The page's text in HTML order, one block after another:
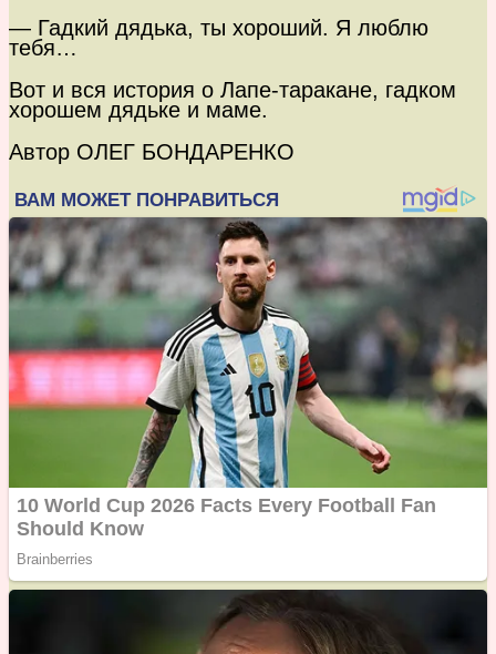
— Гадкий дядька, ты хороший. Я люблю
тебя…
Вот и вся история о Лапе-таракане, гадком
хорошем дядьке и маме.
Автор ОЛЕГ БОНДАРЕНКО